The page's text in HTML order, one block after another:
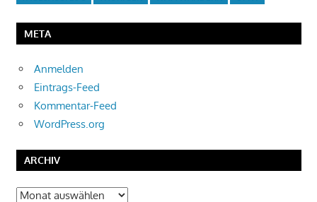
META
Anmelden
Eintrags-Feed
Kommentar-Feed
WordPress.org
ARCHIV
Archiv